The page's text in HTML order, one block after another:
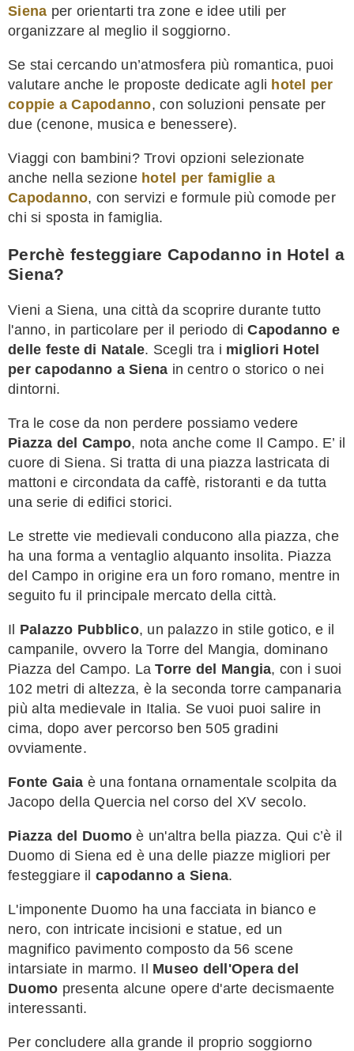
Siena per orientarti tra zone e idee utili per
organizzare al meglio il soggiorno.
Se stai cercando un’atmosfera più romantica, puoi
valutare anche le proposte dedicate agli hotel per
coppie a Capodanno, con soluzioni pensate per
due (cenone, musica e benessere).
Viaggi con bambini? Trovi opzioni selezionate
anche nella sezione hotel per famiglie a
Capodanno, con servizi e formule più comode per
chi si sposta in famiglia.
Perchè festeggiare Capodanno in Hotel a
Siena?
Vieni a Siena, una città da scoprire durante tutto
l'anno, in particolare per il periodo diCapodanno e
delle feste di Natale. Scegli tra i migliori Hotel
per capodanno a Siena in centro o storico o nei
dintorni.
Tra le cose da non perdere possiamo vedere
Piazza del Campo, nota anche come Il Campo. E’ il
cuore di Siena. Si tratta di una piazza lastricata di
mattoni e circondata da caffè, ristoranti e da tutta
una serie di edifici storici.
Le strette vie medievali conducono alla piazza, che
ha una forma a ventaglio alquanto insolita. Piazza
del Campo in origine era un foro romano, mentre in
seguito fu il principale mercato della città.
Il Palazzo Pubblico, un palazzo in stile gotico, e il
campanile, ovvero la Torre del Mangia, dominano
Piazza del Campo. LaTorre del Mangia, con i suoi
102 metri di altezza, è la seconda torre campanaria
più alta medievale in Italia. Se vuoi puoi salire in
cima, dopo aver percorso ben 505 gradini
ovviamente.
Fonte Gaia è una fontana ornamentale scolpita da
Jacopo della Quercia nel corso del XV secolo.
Piazza del Duomo è un'altra bella piazza. Qui c’è il
Duomo di Siena ed è una delle piazze migliori per
festeggiare il capodanno a Siena.
L'imponente Duomo ha una facciata in bianco e
nero, con intricate incisioni e statue, ed un
magnifico pavimento composto da 56 scene
intarsiate in marmo. Il Museo dell'Opera del
Duomo presenta alcune opere d'arte decismaente
interessanti.
Per concludere alla grande il proprio soggiorno